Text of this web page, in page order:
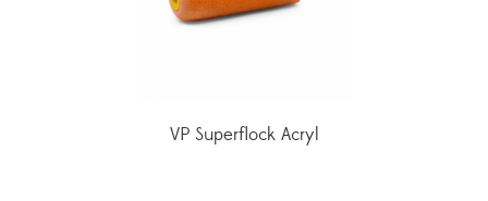
VP Superflock Acryl